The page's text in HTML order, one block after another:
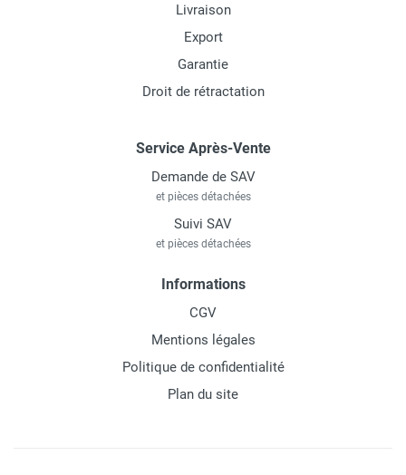
Livraison
Export
Garantie
Droit de rétractation
Service Après-Vente
Demande de SAV
et pièces détachées
Suivi SAV
et pièces détachées
Informations
CGV
Mentions légales
Politique de confidentialité
Plan du site